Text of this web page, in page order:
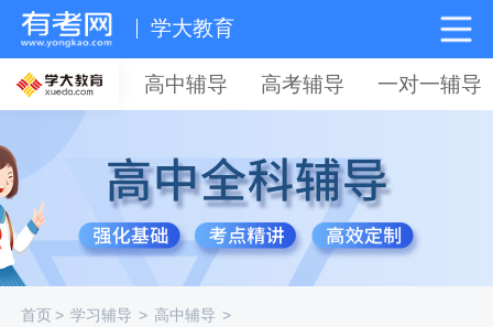
学大教育
高中辅导 高考辅导 一对一辅导
首页> 学习辅导 > 高中辅导 >